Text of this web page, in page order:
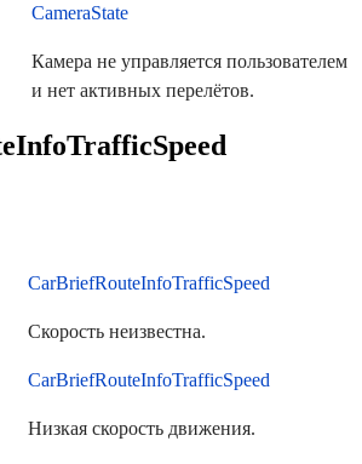
CameraState
Камера не управляется пользователем
и нет активных перелётов.
CarBriefRouteInfoTrafficSpeed
Скорость неизвестна.
CarBriefRouteInfoTrafficSpeed
Низкая скорость движения.